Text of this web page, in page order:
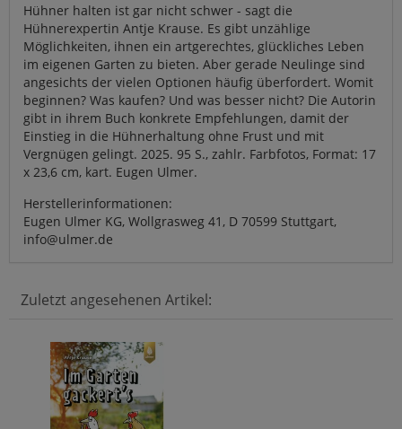
Hühner halten ist gar nicht schwer - sagt die
Hühnerexpertin Antje Krause. Es gibt unzählige
Möglichkeiten, ihnen ein artgerechtes, glückliches Leben
im eigenen Garten zu bieten. Aber gerade Neulinge sind
angesichts der vielen Optionen häufig überfordert. Womit
beginnen? Was kaufen? Und was besser nicht? Die Autorin
gibt in ihrem Buch konkrete Empfehlungen, damit der
Einstieg in die Hühnerhaltung ohne Frust und mit
Vergnügen gelingt. 2025. 95 S., zahlr. Farbfotos, Format: 17
x 23,6 cm, kart. Eugen Ulmer.
Herstellerinformationen:
Eugen Ulmer KG, Wollgrasweg 41, D 70599 Stuttgart,
info@ulmer.de
Zuletzt angesehenen Artikel: